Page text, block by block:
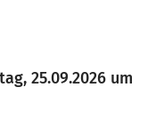
25.09.2026 um